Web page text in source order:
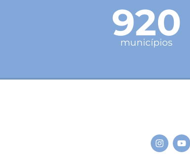
920
municípios